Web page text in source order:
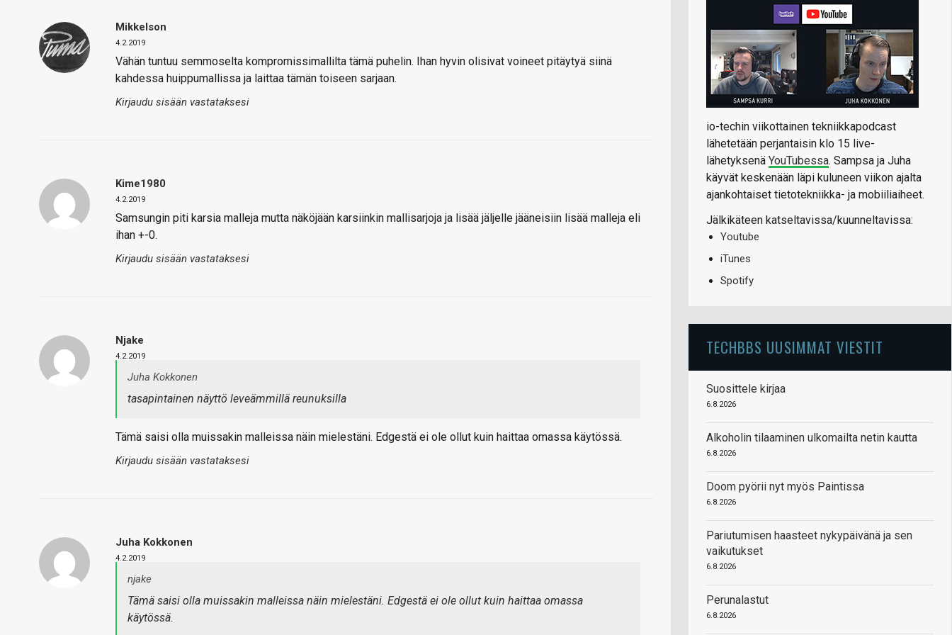
Mikkelson
4.2.2019
Vähän tuntuu semmoselta kompromissimallilta tämä puhelin. Ihan hyvin olisivat voineet pitäytyä siinä
kahdessa huippumallissa ja laittaa tämän toiseen sarjaan.
Kirjaudu sisään vastataksesi
Kime1980
4.2.2019
Samsungin piti karsia malleja mutta näköjään karsiinkin mallisarjoja ja lisää jäljelle jääneisiin lisää malleja eli
ihan +-0.
Kirjaudu sisään vastataksesi
Njake
4.2.2019
Juha Kokkonen
tasapintainen näyttö leveämmillä reunuksilla
Tämä saisi olla muissakin malleissa näin mielestäni. Edgestä ei ole ollut kuin haittaa omassa käytössä.
Kirjaudu sisään vastataksesi
Juha Kokkonen
4.2.2019
njake
Tämä saisi olla muissakin malleissa näin mielestäni. Edgestä ei ole ollut kuin haittaa omassa
käytössä.
io-techin viikottainen tekniikkapodcast
lähetetään perjantaisin klo 15 live-
lähetyksenä YouTubessa. Sampsa ja Juha
käyvät keskenään läpi kuluneen viikon ajalta
ajankohtaiset tietotekniikka- ja mobiiliaiheet.
Jälkikäteen katseltavissa/kuunneltavissa:
Youtube
iTunes
Spotify
TECHBBS UUSIMMAT VIESTIT
Suosittele kirjaa
6.8.2026
Alkoholin tilaaminen ulkomailta netin kautta
6.8.2026
Doom pyörii nyt myös Paintissa
6.8.2026
Pariutumisen haasteet nykypäivänä ja sen
vaikutukset
6.8.2026
Perunalastut
6.8.2026